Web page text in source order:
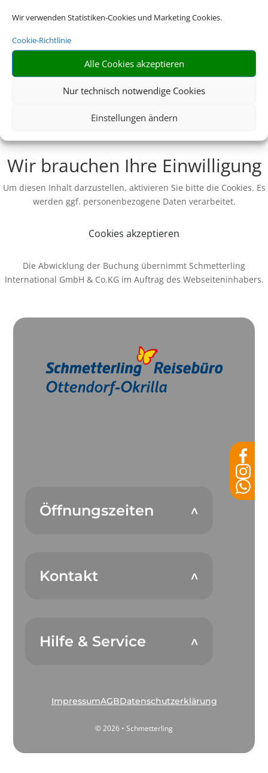
Wir verwenden Statistiken-Cookies und Marketing Cookies.
Cookie-Richtlinie
Alle Cookies akzeptieren
Nur technisch notwendige Cookies
Einstellungen ändern
Wir brauchen Ihre Einwilligung
Um diesen Inhalt darzustellen, aktivieren Sie bitte die Cookies. Es
werden ggf. personenbezogene Daten verarbeitet.
Cookies akzeptieren
Die Abwicklung der Buchung übernimmt Schmetterling
International GmbH & Co.KG im Auftrag des Webseiteninhabers.
Öffnungszeiten
Kontakt
Hilfe & Service
ImpressumAGBDatenschutzerklärung
© 2026 • Schmetterling